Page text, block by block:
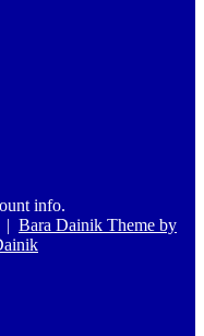
info.
| Bara Dainik Theme by